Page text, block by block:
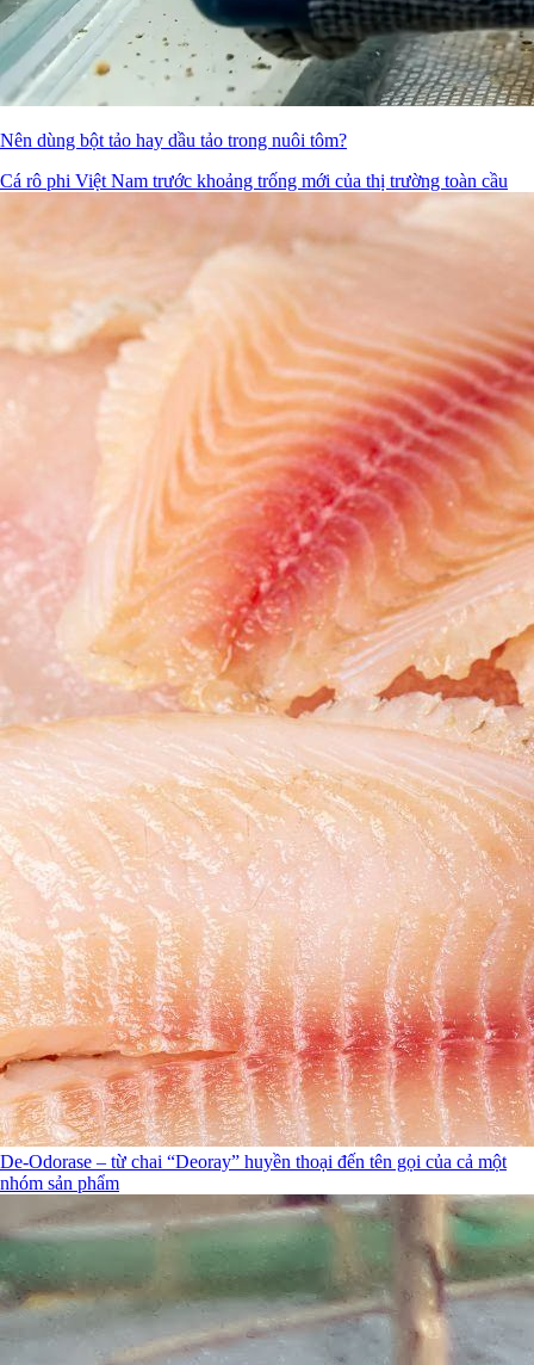
Nên dùng bột tảo hay dầu tảo trong nuôi tôm?
Cá rô phi Việt Nam trước khoảng trống mới của thị trường toàn cầu
De-Odorase – từ chai “Deoray” huyền thoại đến tên gọi của cả một
nhóm sản phẩm